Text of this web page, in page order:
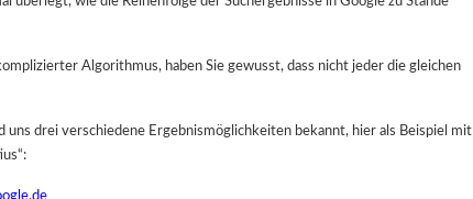
Algorithmus, haben Sie gewusst, dass nicht jeder die gleichen
uns drei verschiedene Ergebnismöglichkeiten bekannt, hier als Beispiel mit